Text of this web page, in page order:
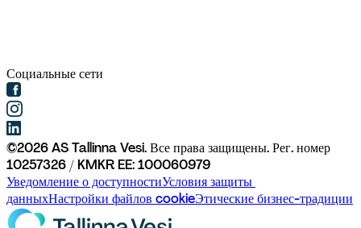
Социальные сети
©2026AS Tallinna Vesi. Все права защищены. Рег. номер
10257326 / KMKR EE: 100060979
Уведомление о доступностиУсловия защиты
данныхНастройки файлов cookieЭтические бизнес-традиции